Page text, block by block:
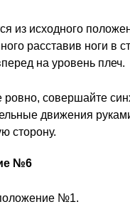
из исходного
расставив ноги в
на уровень плеч.
совершайте
движения
сторону.
№6
№1.